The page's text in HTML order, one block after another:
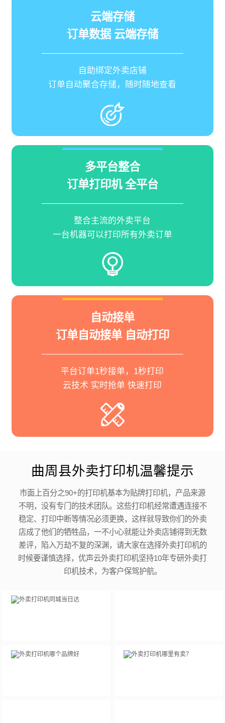
云端存储
订单数据 云端存储
自助绑定外卖店铺
订单自动聚合存储，随时随地查看
多平台整合
订单打印机 全平台
整合主流的外卖平台
一台机器可以打印所有外卖订单
自动接单
订单自动接单 自动打印
平台订单1秒接单，1秒打印
云技术 实时抢单 快速打印
曲周县外卖打印机温馨提示
市面上百分之90+的打印机基本为贴牌打印机，产品来源
不明，没有专门的技术团队。这些打印机经常遭遇连接不
稳定、打印中断等情况必须更换，这样就导致你们的外卖
店成了他们的牺牲品，一不小心就能让外卖店铺得到无数
差评，陷入万劫不复的深渊，请大家在选择外卖打印机的
时候要谨慎选择，优声云外卖打印机坚持10年专研外卖打
印机技术，为客户保驾护航。